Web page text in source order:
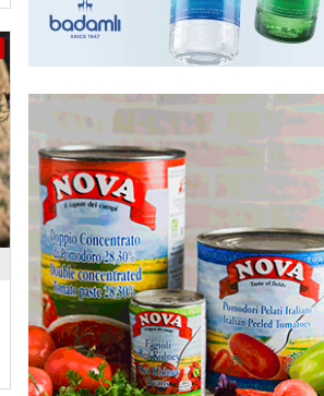
YAP Səbail rayon təşkilatında
“Şəhərsalma və Memarlıq İli”
çərçivəsində “91-lər” və partiya
FOTOLAR
- 16:17
GÜNDƏM
Tramp Heqsetdən niyə narazıdır?
06.08.2026- 16:15 109
GÜNDƏM
Azərbaycanın UNESCO-dakı yeni
nümayəndəsi kimdir? – DOSYE
06.08.2026- 16:00 95